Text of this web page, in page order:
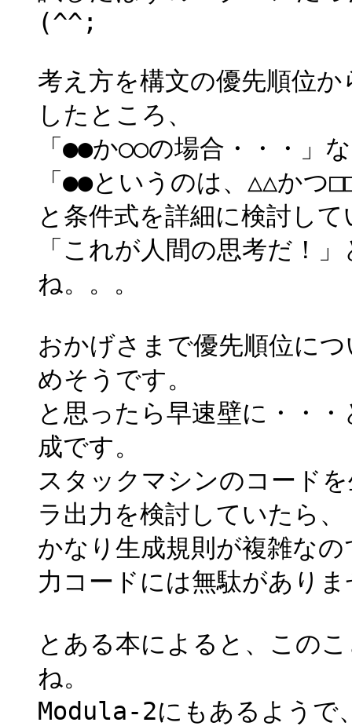
(^^;
考え方を構文の優先順位
したところ、
「●●か○○の場合・・・」
「●●というのは、△△かつ
と条件式を詳細に検討し
「これが人間の思考だ！
ね。。。
おかげさまで優先順位に
めそうです。
と思ったら早速壁に・・
成です。
スタックマシンのコード
ラ出力を検討していたら、
かなり生成規則が複雑な
力コードには無駄があり
とある本によると、この
ね。
Modula-2にもあるようで